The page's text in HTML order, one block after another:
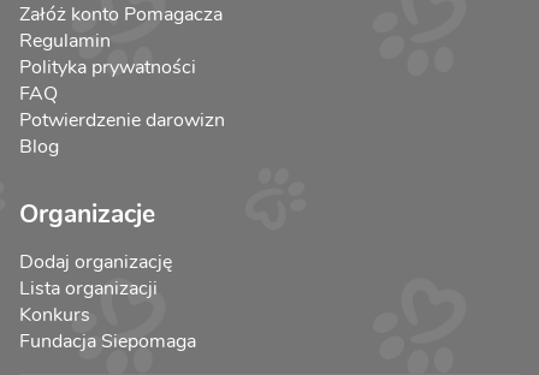
Załóż konto Pomagacza
Regulamin
Polityka prywatności
FAQ
Potwierdzenie darowizn
Blog
Organizacje
Dodaj organizację
Lista organizacji
Konkurs
Fundacja Siepomaga